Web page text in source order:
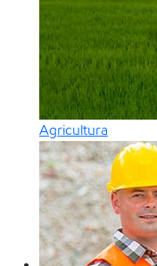
Agricultura